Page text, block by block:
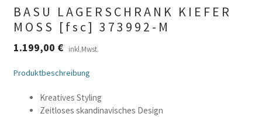
BASU LAGERSCHRANK KIEFER
MOSS [fsc] 373992-M
1.199,00 € inkl.Mwst.
Produktbeschreibung
Kreatives Styling
Zeitloses skandinavisches Design